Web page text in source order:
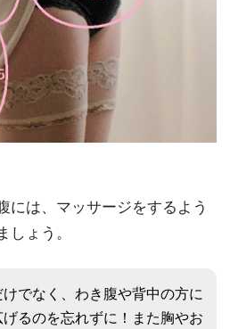
には、マッサージをするよう
しょう。
でなく、わき腹や背中の方に
げるのを忘れずに！また胸やお